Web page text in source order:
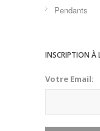
Pendants
INSCRIPTION À
Votre Email: